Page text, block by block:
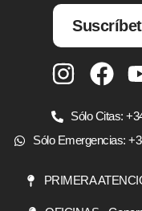
Sólo Citas:
Sólo Emergencias:
PRIMERA